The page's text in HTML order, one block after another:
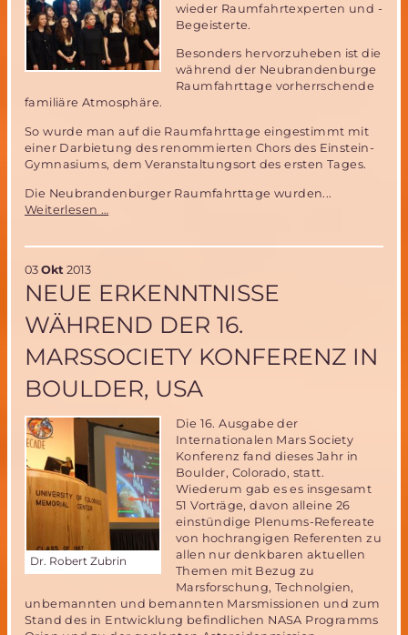
wieder Raumfahrtexperten und -
Begeisterte.
Besonders hervorzuheben ist die
während der Neubrandenburge
Raumfahrttage vorherrschende
familiäre Atmosphäre.
So wurde man auf die Raumfahrttage eingestimmt mit
einer Darbietung des renommierten Chors des Einstein-
Gymnasiums, dem Veranstaltungsort des ersten Tages.
Die Neubrandenburger Raumfahrttage wurden...
Weiterlesen …
Resumée
03 Okt 2013
NEUE ERKENNTNISSE
WÄHREND DER 16.
MARSSOCIETY KONFERENZ IN
BOULDER, USA
Dr. Robert Zubrin
Die 16. Ausgabe der
Internationalen Mars Society
Konferenz fand dieses Jahr in
Boulder, Colorado, statt.
Wiederum gab es es insgesamt
51 Vorträge, davon alleine 26
einstündige Plenums-Refereate
von hochrangigen Referenten zu
allen nur denkbaren aktuellen
Themen mit Bezug zu
Marsforschung, Technolgien,
unbemannten und bemannten Marsmissionen und zum
Stand des in Entwicklung befindlichen NASA Programms